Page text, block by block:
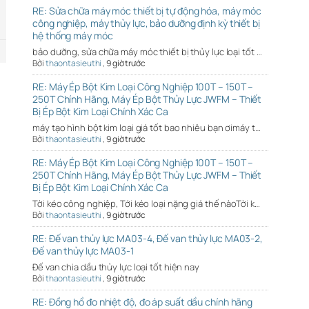
RE: Sửa chữa máy móc thiết bị tự động hóa, máy móc
công nghiệp, máy thủy lực, bảo dưỡng định kỳ thiết bị
hệ thống máy móc
bảo dưỡng, sửa chữa máy móc thiết bị thủy lực loại tốt …
Bởithaontasieuthi,9 giờ trước
RE: Máy Ép Bột Kim Loại Công Nghiệp 100T – 150T –
250T Chính Hãng, Máy Ép Bột Thủy Lực JWFM – Thiết
Bị Ép Bột Kim Loại Chính Xác Ca
máy tạo hình bột kim loại giá tốt bao nhiêu bạn ơimáy t…
Bởithaontasieuthi,9 giờ trước
RE: Máy Ép Bột Kim Loại Công Nghiệp 100T – 150T –
250T Chính Hãng, Máy Ép Bột Thủy Lực JWFM – Thiết
Bị Ép Bột Kim Loại Chính Xác Ca
Tời kéo công nghiệp, Tới kéo loại nặng giá thế nàoTời k…
Bởithaontasieuthi,9 giờ trước
RE: Đế van thủy lực MA03-4, Đế van thủy lực MA03-2,
Đế van thủy lực MA03-1
Đế van chia dầu thủy lực loại tốt hiện nay
Bởithaontasieuthi,9 giờ trước
RE: Đồng hồ đo nhiệt độ, đo áp suất dầu chính hãng